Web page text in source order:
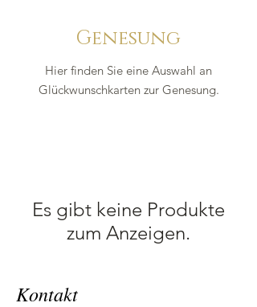
Genesung
Hier finden Sie eine Auswahl an
Glückwunschkarten zur Genesung.
Es gibt keine Produkte
zum Anzeigen.
Kontakt